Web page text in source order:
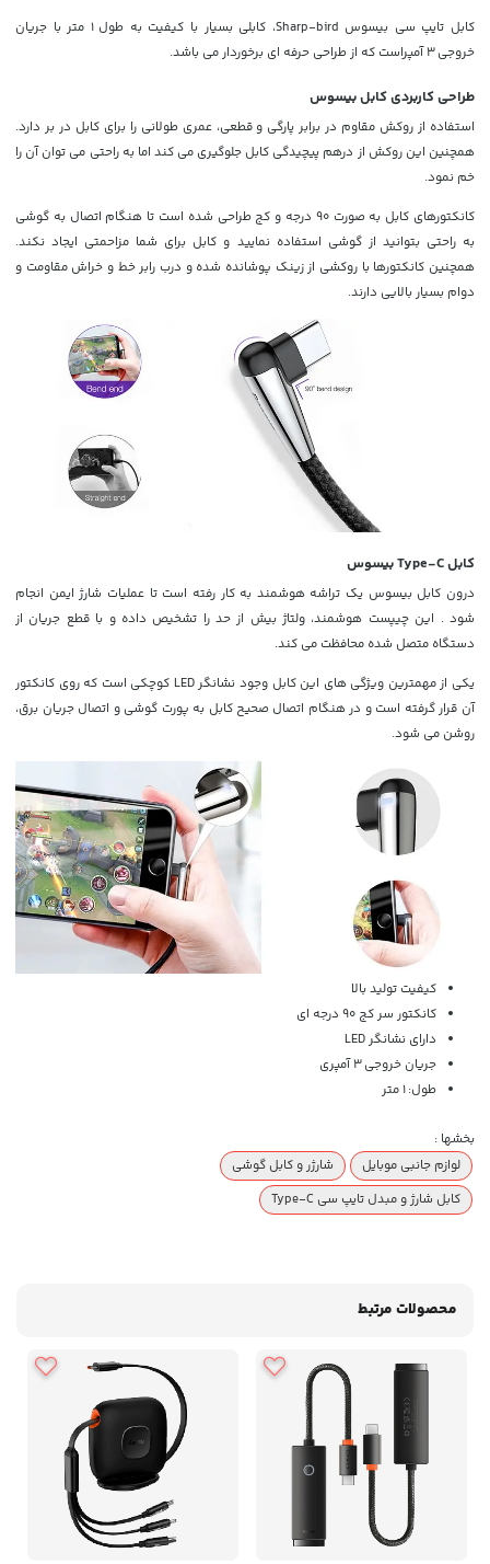
کابل تایپ سی بیسوس Sharp-bird، کابلی بسیار با کیفیت به طول 1 متر با جریان
خروجی 3 آمپراست که از طراحی حرفه ای برخوردار می باشد.
طراحی کاربردی کابل بیسوس
استفاده از روکش مقاوم در برابر پارگی و قطعی، عمری طولانی را برای کابل در بر دارد.
همچنین این روکش از درهم پیچیدگی کابل جلوگیری می کند اما به راحتی می توان آن را
خم نمود.
کانکتورهای کابل به صورت 90 درجه و کج طراحی شده است تا هنگام اتصال به گوشی
به راحتی بتوانید از گوشی استفاده نمایید و کابل برای شما مزاحمتی ایجاد نکند.
همچنین کانکتورها با روکشی از زینک پوشانده شده و درب رابر خط و خراش مقاومت و
دوام بسیار بالایی دارند.
کابل Type-C بیسوس
درون کابل بیسوس یک تراشه هوشمند به کار رفته است تا عملیات شارژ ایمن انجام
شود . این چیپست هوشمند، ولتاژ بیش از حد را تشخیص داده و با قطع جریان از
دستگاه متصل شده محافظت می کند.
یکی از مهمترین ویژگی های این کابل وجود نشانگر LED کوچکی است که روی کانکتور
آن قرار گرفته است و در هنگام اتصال صحیح کابل به پورت گوشی و اتصال جریان برق،
روشن می شود.
کیفیت تولید بالا
کانکتور سر کج 90 درجه ای
دارای نشانگر LED
جریان خروجی 3 آمپری
طول: 1 متر
بخشها :
لوازم جانبی موبایل
شارژر و کابل گوشی
کابل شارژ و مبدل تایپ سی Type-C
محصولات مرتبط